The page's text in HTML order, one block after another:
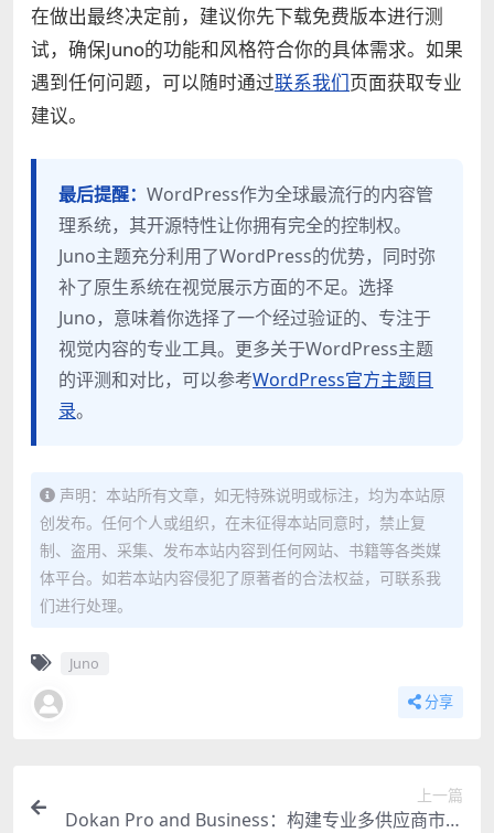
在做出最终决定前，建议你先下载免费版本进行测
试，确保Juno的功能和风格符合你的具体需求。如果
遇到任何问题，可以随时通过联系我们页面获取专业
建议。
最后提醒： WordPress作为全球最流行的内容管
理系统，其开源特性让你拥有完全的控制权。
Juno主题充分利用了WordPress的优势，同时弥
补了原生系统在视觉展示方面的不足。选择
Juno，意味着你选择了一个经过验证的、专注于
视觉内容的专业工具。更多关于WordPress主题
的评测和对比，可以参考WordPress官方主题目
录。
声明：本站所有文章，如无特殊说明或标注，均为本站原
创发布。任何个人或组织，在未征得本站同意时，禁止复
制、盗用、采集、发布本站内容到任何网站、书籍等各类媒
体平台。如若本站内容侵犯了原著者的合法权益，可联系我
们进行处理。
Juno
分享
上一篇
Dokan Pro and Business：构建专业多供应商市场